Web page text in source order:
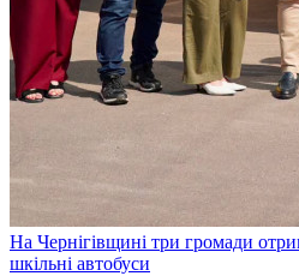
На Чернігівщині три громади
шкільні автобуси